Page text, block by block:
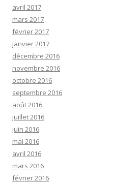
avril 2017
mars 2017
février 2017
janvier 2017
décembre 2016
novembre 2016
octobre 2016
septembre 2016
août 2016
juillet 2016
juin 2016
mai 2016
avril 2016
mars 2016
février 2016